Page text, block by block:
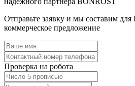
Отправьте заявку и мы составим
коммерческое предложение
Проверка на робота